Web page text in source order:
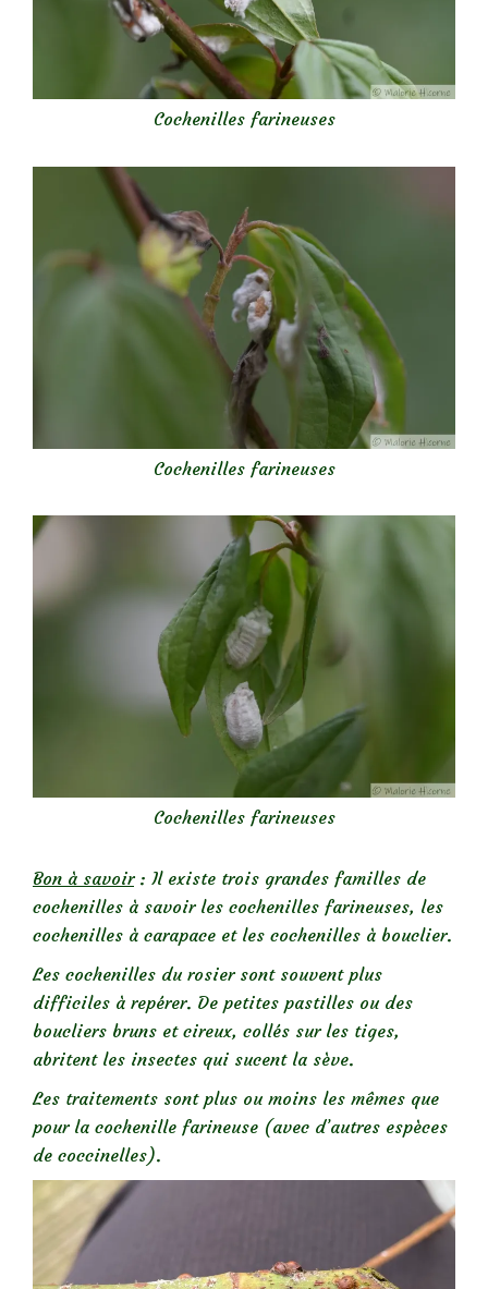
Cochenilles farineuses
Cochenilles farineuses
Cochenilles farineuses
Bon à savoir: Il existe trois grandes familles de
cochenilles à savoir les cochenilles farineuses, les
cochenilles à carapace et les cochenilles à bouclier.
Les cochenilles du rosier sont souvent plus
difficiles à repérer. De petites pastilles ou des
boucliers bruns et cireux, collés sur les tiges,
abritent les insectes qui sucent la sève.
Les traitements sont plus ou moins les mêmes que
pour la cochenille farineuse (avec d’autres espèces
de coccinelles).